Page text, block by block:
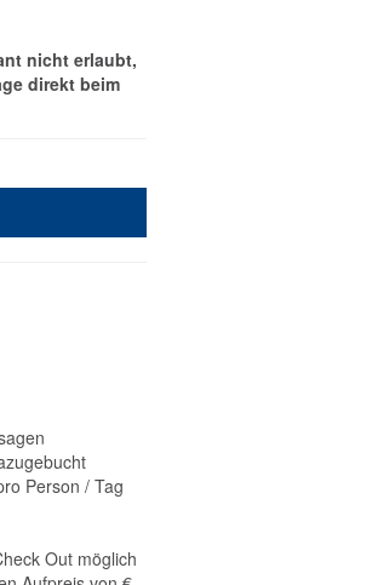
nicht erlaubt,
direkt beim
Person / Tag
Out möglich